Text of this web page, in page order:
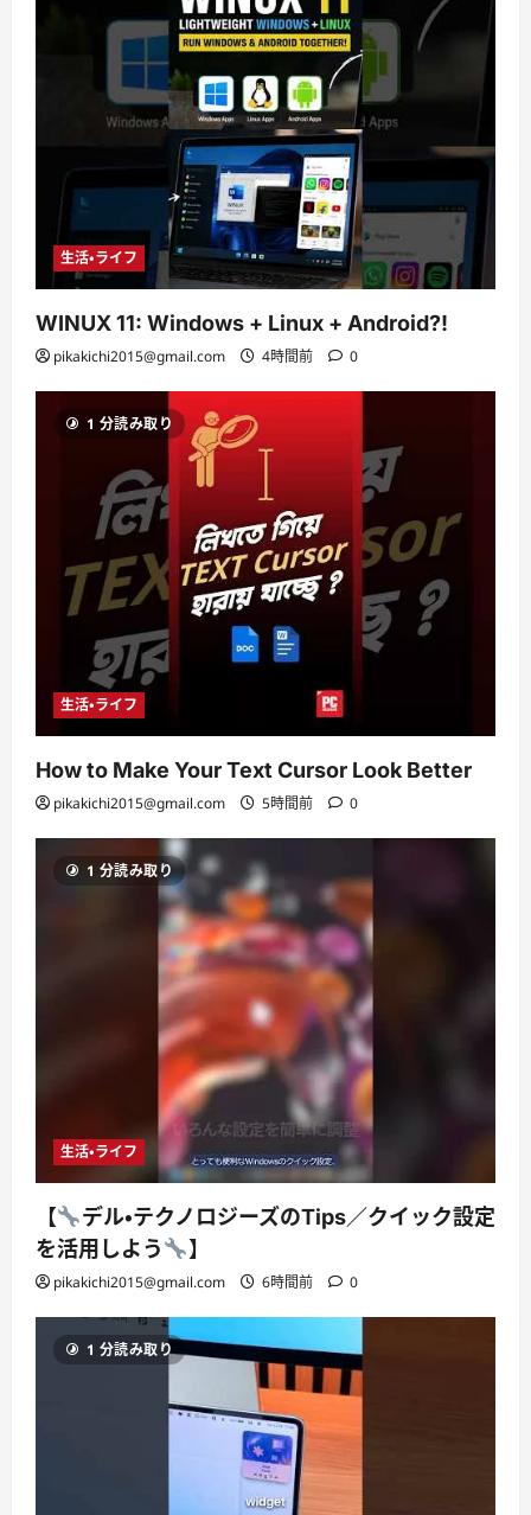
生活・ライフ
WINUX 11: Windows + Linux + Android?!
pikakichi2015@gmail.com 4時間前 0
1 分読み取り
生活・ライフ
How to Make Your Text Cursor Look Better
pikakichi2015@gmail.com 5時間前 0
1 分読み取り
生活・ライフ
【
デル・テクノロジーズのTips／クイック設定
を活用しよう
】
pikakichi2015@gmail.com 6時間前 0
1 分読み取り